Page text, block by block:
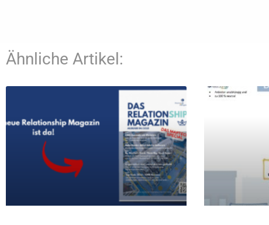
Ähnliche Artikel: